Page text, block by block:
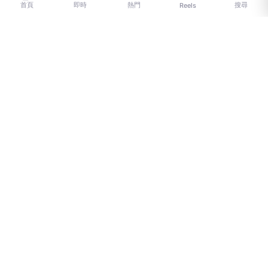
LIFE 生活網是台灣領先的生活資訊平台，提供即時新聞、生活、健康、
首頁 即時 熱門 Reels 搜尋